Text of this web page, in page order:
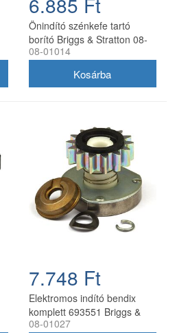
Önindító szénkefe tartó
borító Briggs & Stratton 08-
01014
08-01014
7.748 Ft
Elektromos indító bendix
komplett 693551 Briggs &
Stratton 08-01027
08-01027